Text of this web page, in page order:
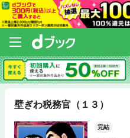
壁ぎわ税務官（１３）
完結